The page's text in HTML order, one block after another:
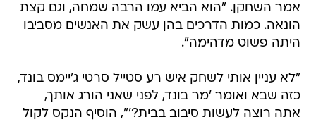
אמר השחקן. "הוא הביא עמו הרבה שמחה, וגם קצת
הונאה. כמות הדרכים בהן עשק את האנשים מסביבו
היתה פשוט מדהימה".
"לא עניין אותי לשחק איש רע סטייל סרטי ג'יימס בונד,
כזה שבא ואומר 'מר בונד, לפני שאני הורג אותך,
אתה רוצה לעשות סיבוב בבית?'", הוסיף הנקס לקול